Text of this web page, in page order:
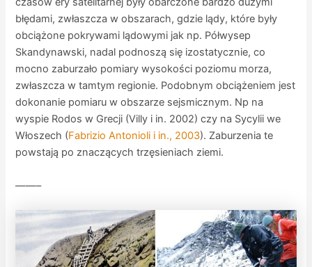
błędami, zwłaszcza w obszarach, gdzie lądy, które były
obciążone pokrywami lądowymi jak np. Półwysep
Skandynawski, nadal podnoszą się izostatycznie, co
mocno zaburzało pomiary wysokości poziomu morza,
zwłaszcza w tamtym regionie. Podobnym obciążeniem jest
dokonanie pomiaru w obszarze sejsmicznym. Np na
wyspie Rodos w Grecji (Villy i in. 2002) czy na Sycylii we
Włoszech (Fabrizio Antonioli i in., 2003). Zaburzenia te
powstają po znaczących trzęsieniach ziemi.
——–